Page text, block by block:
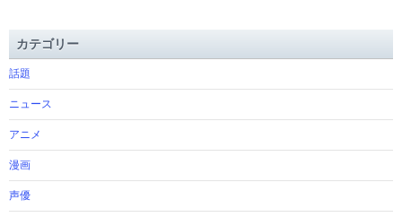
カテゴリー
話題
ニュース
アニメ
漫画
声優